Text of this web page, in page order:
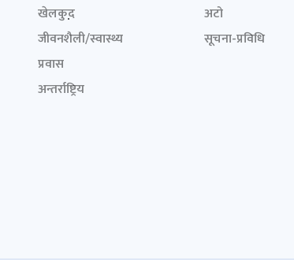
खेलकुद़़
जीवनशैली/स्वास्थ्य
प्रवास
अन्तर्राष्ट्रिय
अटो
सूचना-प्रविधि